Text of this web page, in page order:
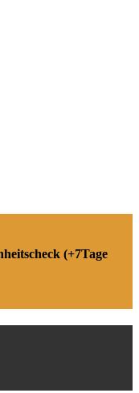
(+7Tage